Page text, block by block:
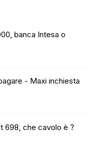
banca Intesa o
- Maxi inchiesta
698, che cavolo è ?